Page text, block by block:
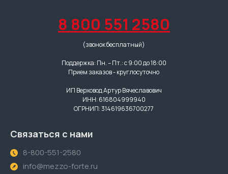
8 800 551 2580
(звонок бесплатный)
Поддержка: Пн. – Пт.: с 9:00 до 18:00
Прием заказов - круглосуточно
ИП Верховод Артур Вячеславович
ИНН: 616804999940
ОГРНИП: 314619636700277
Связаться с нами
8-800-551-2580
info@mezzo-forte.ru